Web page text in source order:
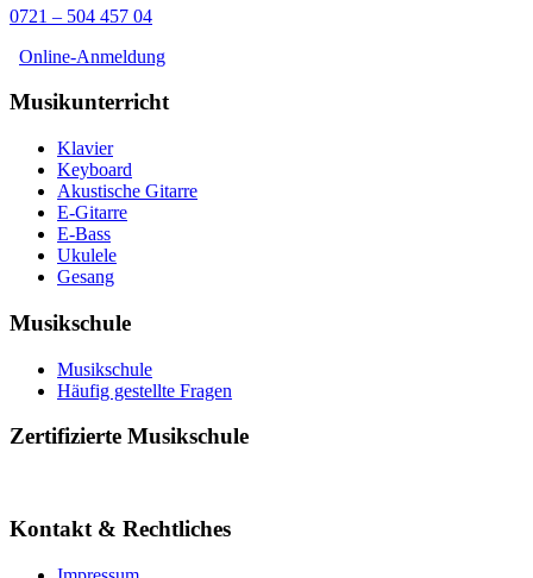
0721 – 504 457 04
Online-Anmeldung
Musikunterricht
Klavier
Keyboard
Akustische Gitarre
E-Gitarre
E-Bass
Ukulele
Gesang
Musikschule
Musikschule
Häufig gestellte Fragen
Zertifizierte Musikschule
Kontakt & Rechtliches